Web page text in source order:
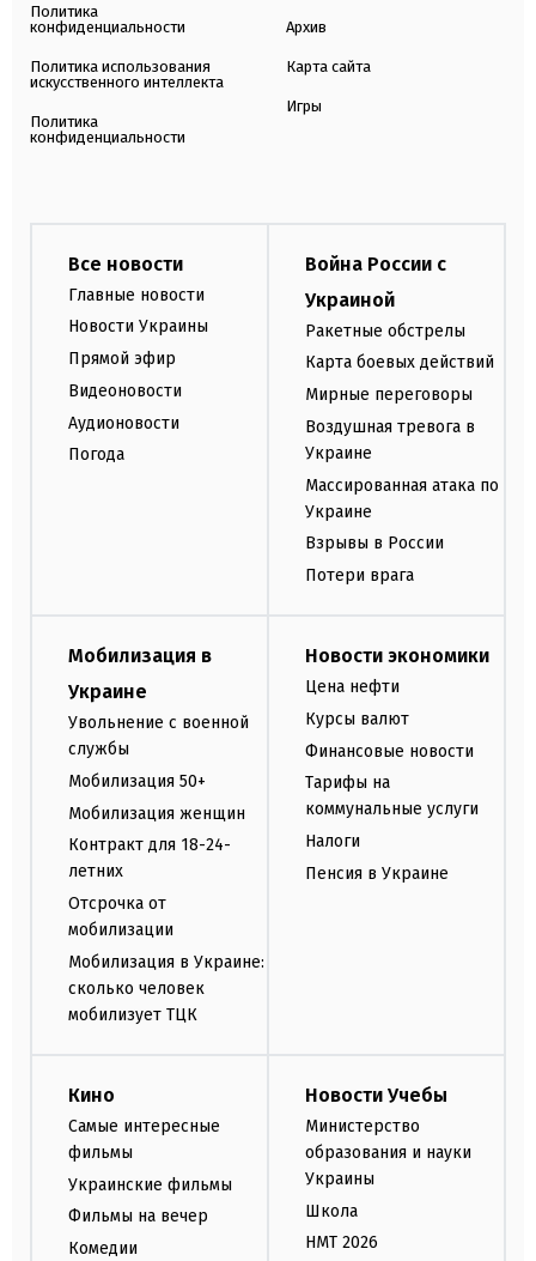
Политика
конфиденциальности
Политика использования
искусственного интеллекта
Политика
конфиденциальности
Архив
Карта сайта
Игры
Все новости
Главные новости
Новости Украины
Прямой эфир
Видеоновости
Аудионовости
Погода
Война России с
Украиной
Ракетные обстрелы
Карта боевых действий
Мирные переговоры
Воздушная тревога в
Украине
Массированная атака по
Украине
Взрывы в России
Потери врага
Мобилизация в
Украине
Увольнение с военной
службы
Мобилизация 50+
Мобилизация женщин
Контракт для 18-24-
летних
Отсрочка от
мобилизации
Мобилизация в Украине:
сколько человек
мобилизует ТЦК
Новости экономики
Цена нефти
Курсы валют
Финансовые новости
Тарифы на
коммунальные услуги
Налоги
Пенсия в Украине
Кино
Самые интересные
фильмы
Украинские фильмы
Фильмы на вечер
Комедии
Новости Учебы
Министерство
образования и науки
Украины
Школа
НМТ 2026